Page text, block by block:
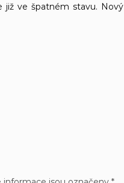
již ve špatném stavu. Nový